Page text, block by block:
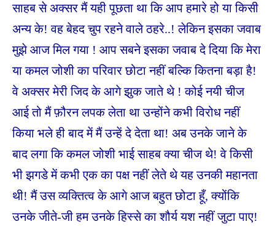
साहब से अक्सर मैं यही पूछता था कि आप हमारे हो या किसी
अन्य के! वह बेहद चुप रहने वाले ठहरे..! लेकिन इसका जवाब
मुझे आज मिल गया ! आप सबने इसका जवाब दे दिया कि मेरा
या कमल जोशी का परिवार छोटा नहीं बल्कि कितना बड़ा है!
वे अक्सर मेरी जिद के आगे झुक जाते थे ! कोई नयी चीज
आई तो मैं फ़ौरन लपक लेता था उन्होंने कभी विरोध नहीं
किया भले ही बाद में मैं उन्हें दे देता था! अब उनके जाने के
बाद लगा कि कमल जोशी भाई साहब क्या चीज थे! वे किसी
भी झगडे में कभी एक का पक्ष नहीं लेते थे यह उनकी महानता
थी! मैं उस व्यक्तित्व के आगे आज बहुत छोटा हूँ, क्योंकि
उनके जीते-जी हम उनके हिस्से का शौर्य यश नहीं जुटा पाए!